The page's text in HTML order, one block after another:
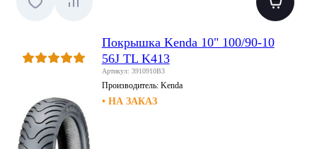
Покрышка Kenda 10" 100/90-10
56J TL K413
Артикул: 3910910B3
Производитель: Kenda
• НА ЗАКАЗ